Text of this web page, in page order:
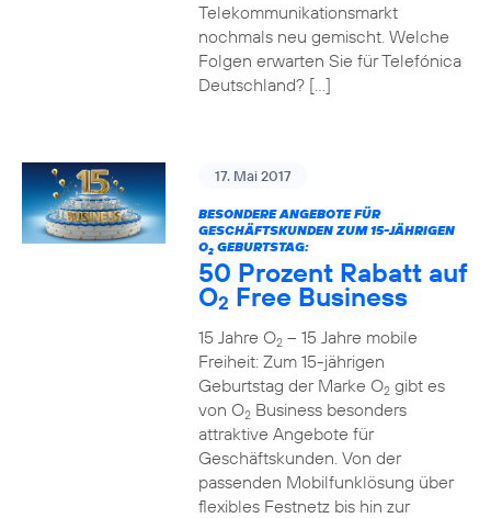
Telekommunikationsmarkt
nochmals neu gemischt. Welche
Folgen erwarten Sie für Telefónica
Deutschland? […]
17. Mai 2017
BESONDERE ANGEBOTE FÜR
GESCHÄFTSKUNDEN ZUM 15-JÄHRIGEN
O2GEBURTSTAG:
50 Prozent Rabatt auf
O2 Free Business
15 Jahre O2– 15 Jahre mobile
Freiheit: Zum 15-jährigen
Geburtstag der Marke O2gibt es
von O2Business besonders
attraktive Angebote für
Geschäftskunden. Von der
passenden Mobilfunklösung über
flexibles Festnetz bis hin zur